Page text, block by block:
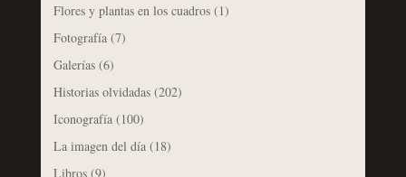
Flores y plantas en los cuadros(1)
Fotografía(7)
Galerías(6)
Historias olvidadas(202)
Iconografía(100)
La imagen del día(18)
Libros(9)